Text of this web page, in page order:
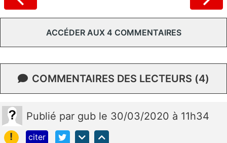
ACCÉDER AUX 4 COMMENTAIRES
COMMENTAIRES DES LECTEURS (4)
Publié par gub le 30/03/2020 à 11h34
!
citer